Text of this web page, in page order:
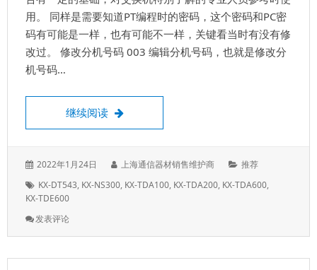
售
维
护
帖
子
用。 同样是需要知道PT编程时的密码，这个密码和PC密
码有可能是一样，也有可能不一样，关键看当时有没有修
改过。 修改分机号码 003 编辑分机号码，也就是修改分
机号码…
继续阅读 松下KX-TDA话机编程，PT数字话机编程表
发
于：
2022年1月24日
作
上海通信器材销售维护商
分
推荐
标
签：
KX-DT543, KX-NS300, KX-TDA100, KX-TDA200, KX-TDA600,
KX-TDE600
发表评论: 松
TDA